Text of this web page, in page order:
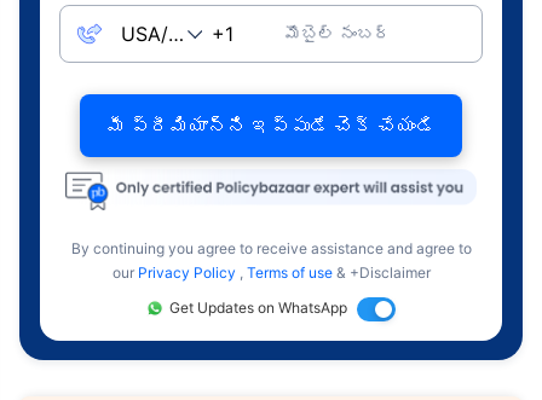
మొబైల్ నంబర్
మీ ప్రీమియాన్ని ఇప్పుడే చెక్ చేయండి
By continuing you agree to receive assistance and agree to
our Privacy Policy , Terms of use & +Disclaimer
Get Updates on WhatsApp